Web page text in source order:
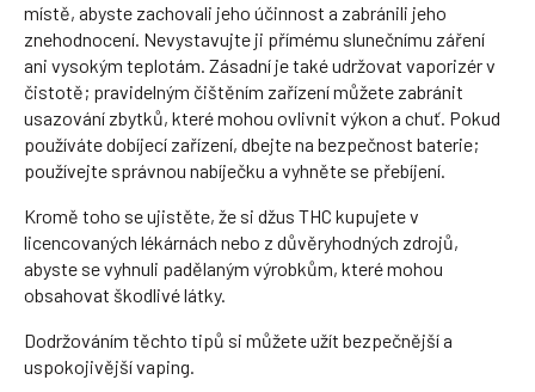
místě, abyste zachovali jeho účinnost a zabránili jeho
znehodnocení. Nevystavujte ji přímému slunečnímu záření
ani vysokým teplotám. Zásadní je také udržovat vaporizér v
čistotě; pravidelným čištěním zařízení můžete zabránit
usazování zbytků, které mohou ovlivnit výkon a chuť. Pokud
používáte dobíjecí zařízení, dbejte na bezpečnost baterie;
používejte správnou nabíječku a vyhněte se přebíjení.
Kromě toho se ujistěte, že si džus THC kupujete v
licencovaných lékárnách nebo z důvěryhodných zdrojů,
abyste se vyhnuli padělaným výrobkům, které mohou
obsahovat škodlivé látky.
Dodržováním těchto tipů si můžete užít bezpečnější a
uspokojivější vaping.